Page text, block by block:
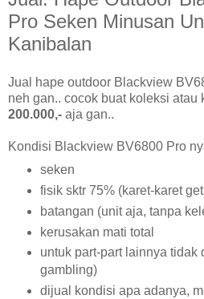
Pro Seken Minusan
Kanibalan
Jual hape outdoor Blackview
neh gan.. cocok buat koleksi atau
200.000,- aja gan..
Kondisi Blackview BV6800 Pro
seken
fisik sktr 75% (karet-karet
batangan (unit aja, tanpa
kerusakan mati total
untuk part-part lainnya tidak
gambling)
dijual kondisi apa adanya,